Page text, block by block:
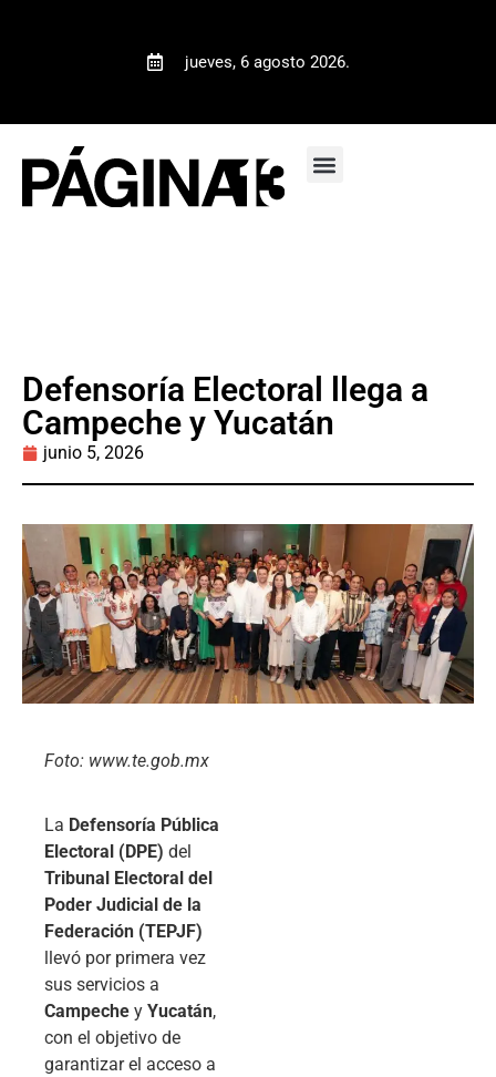
jueves, 6 agosto 2026.
Defensoría Electoral llega a
Campeche y Yucatán
junio 5, 2026
Foto: www.te.gob.mx
La Defensoría Pública
Electoral (DPE) del
Tribunal Electoral del
Poder Judicial de la
Federación (TEPJF)
llevó por primera vez
sus servicios a
Campeche y Yucatán,
con el objetivo de
garantizar el acceso a